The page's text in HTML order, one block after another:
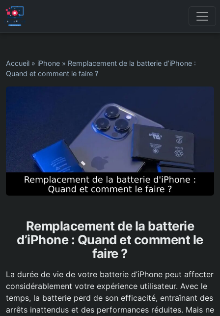
Accueil » iPhone » Remplacement de la batterie d’iPhone :
Quand et comment le faire ?
Remplacement de la batterie
d’iPhone : Quand et comment le
faire ?
La durée de vie de votre batterie d’iPhone peut affecter
considérablement votre expérience utilisateur. Avec le
temps, la batterie perd de son efficacité, entraînant des
arrêts inattendus et des performances réduites. Mais ne